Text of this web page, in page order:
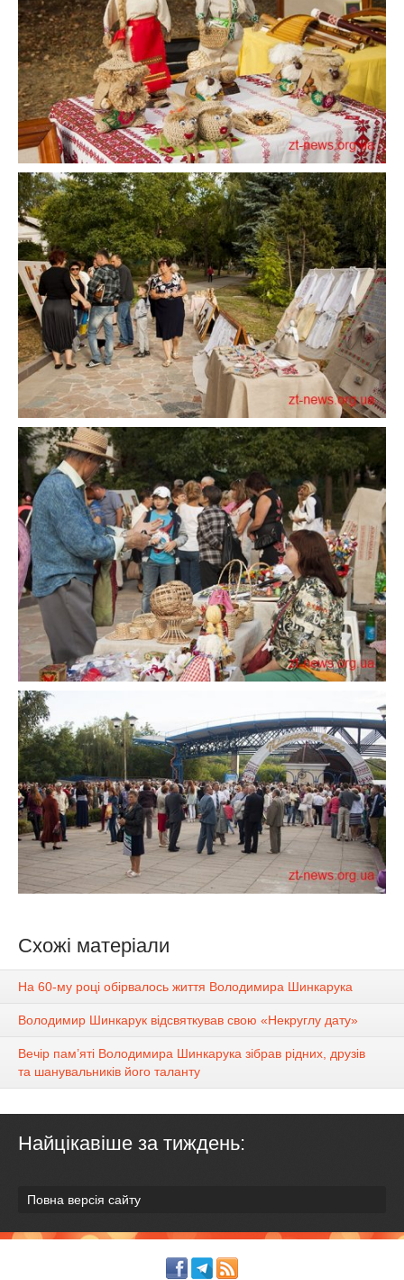
Схожі матеріали
На 60-му році обірвалось життя Володимира Шинкарука
Володимир Шинкарук відсвяткував свою «Некруглу дату»
Вечір пам’яті Володимира Шинкарука зібрав рідних, друзів
та шанувальників його таланту
Найцікавіше за тиждень:
Повна версія сайту